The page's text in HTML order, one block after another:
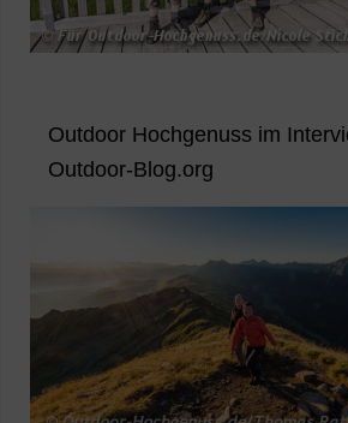
Outdoor Hochgenuss im
Outdoor-Blog.org